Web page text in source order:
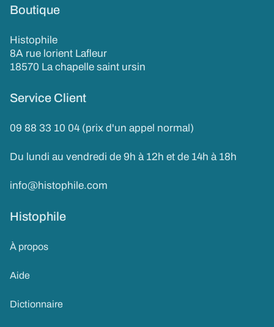
Boutique
Histophile
8A rue lorient Lafleur
18570 La chapelle saint ursin
Service Client
09 88 33 10 04 (prix d'un appel normal)
Du lundi au vendredi de 9h à 12h et de 14h à 18h
info@histophile.com
Histophile
À propos
Aide
Dictionnaire